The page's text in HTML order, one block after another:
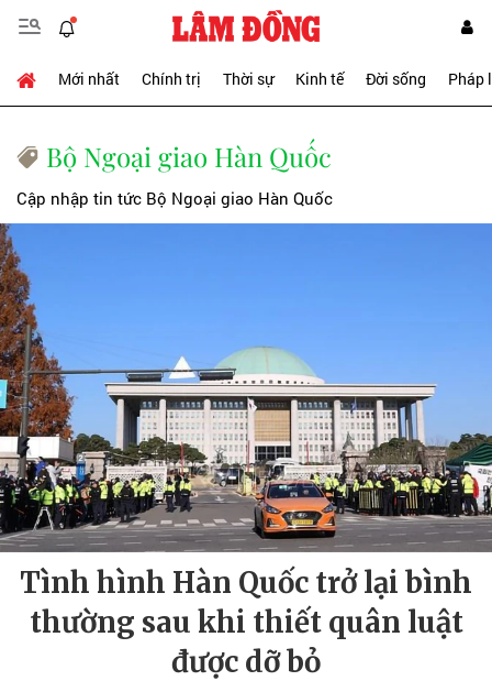
Mới nhất Chính trị Thời sự Kinh tế Đời sống Pháp
Bộ Ngoại giao Hàn Quốc
Cập nhập tin tức Bộ Ngoại giao Hàn Quốc
Tình hình Hàn Quốc trở lại bình
thường sau khi thiết quân luật
được dỡ bỏ